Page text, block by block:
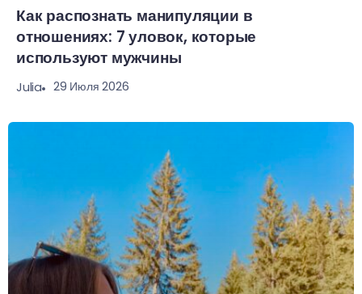
Как распознать манипуляции в
отношениях: 7 уловок, которые
используют мужчины
Julia 29 Июля 2026